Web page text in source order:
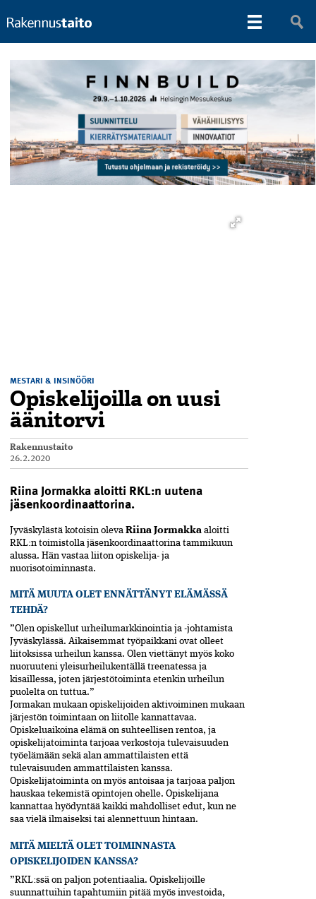
MESTARI & INSINÖÖRI
Opiskelijoilla on uusi
äänitorvi
Rakennustaito
26.2.2020
Riina Jormakka aloitti RKL:n uutena
jäsenkoordinaattorina.
Jyväskylästä kotoisin oleva Riina Jormakka aloitti
RKL:n toimistolla jäsenkoordinaattorina tammikuun
alussa. Hän vastaa liiton opiskelija- ja
nuorisotoiminnasta.
MITÄ MUUTA OLET ENNÄTTÄNYT ELÄMÄSSÄ
TEHDÄ?
”Olen opiskellut urheilumarkkinointia ja -johtamista
Jyväskylässä. Aikaisemmat työpaikkani ovat olleet
liitoksissa urheilun kanssa. Olen viettänyt myös koko
nuoruuteni yleisurheilukentällä treenatessa ja
kisaillessa, joten järjestötoiminta etenkin urheilun
puolelta on tuttua.”
Jormakan mukaan opiskelijoiden aktivoiminen mukaan
järjestön toimintaan on liitolle kannattavaa.
Opiskeluaikoina elämä on suhteellisen rentoa, ja
opiskelijatoiminta tarjoaa verkostoja tulevaisuuden
työelämään sekä alan ammattilaisten että
tulevaisuuden ammattilaisten kanssa.
Opiskelijatoiminta on myös antoisaa ja tarjoaa paljon
hauskaa tekemistä opintojen ohelle. Opiskelijana
kannattaa hyödyntää kaikki mahdolliset edut, kun ne
saa vielä ilmaiseksi tai alennettuun hintaan.
MITÄ MIELTÄ OLET TOIMINNASTA
OPISKELIJOIDEN KANSSA?
”RKL:ssä on paljon potentiaalia. Opiskelijoille
suunnattuihin tapahtumiin pitää myös investoida,